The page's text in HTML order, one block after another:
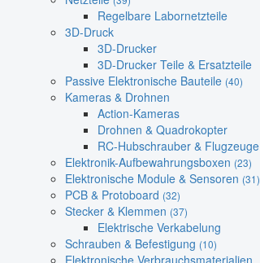
Regelbare Labornetzteile
3D-Druck
3D-Drucker
3D-Drucker Teile & Ersatzteile
Passive Elektronische Bauteile (40)
Kameras & Drohnen
Action-Kameras
Drohnen & Quadrokopter
RC-Hubschrauber & Flugzeuge
Elektronik-Aufbewahrungsboxen (23)
Elektronische Module & Sensoren (31)
PCB & Protoboard (32)
Stecker & Klemmen (37)
Elektrische Verkabelung
Schrauben & Befestigung (10)